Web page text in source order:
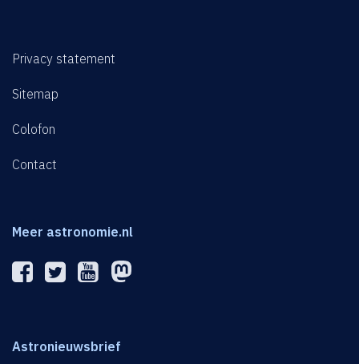
Privacy statement
Sitemap
Colofon
Contact
Meer astronomie.nl
Astronieuwsbrief